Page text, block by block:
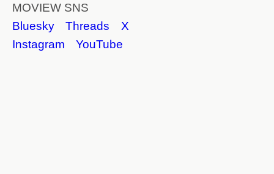
MOVIEW SNS
Bluesky
Threads
X
Instagram
YouTube